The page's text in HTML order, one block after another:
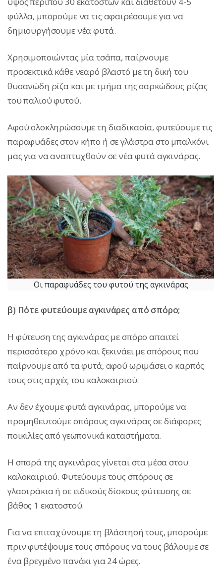
φύλλα, μπορούμε να τις αφαιρέσουμε για να
δημιουργήσουμε νέα φυτά.
Χρησιμοποιώντας μία τσάπα, παίρνουμε
προσεκτικά κάθε νεαρό βλαστό με τη δική του
θυσανώδη ρίζα και με τμήμα της σαρκώδους ρίζας
του παλιού φυτού.
Αφού ολοκληρώσουμε τη διαδικασία, φυτεύουμε τις
παραφυάδες στον κήπο ή σε γλάστρα στο μπαλκόνι
μας για να αναπτυχθούν σε νέα φυτά αγκινάρας.
Οι παραφυάδες του φυτού της αγκινάρας
β) Πότε φυτεύουμε αγκινάρες από σπόρο;
Η φύτευση της αγκινάρας με σπόρο απαιτεί
περισσότερο χρόνο και ξεκινάει με σπόρους που
παίρνουμε από τα φυτά, αφού ωριμάσει ο καρπός
τους στις αρχές του καλοκαιριού.
Αν δεν έχουμε φυτά αγκινάρας, μπορούμε να
προμηθευτούμε σπόρους αγκινάρας σε διάφορες
ποικιλίες από γεωπονικά καταστήματα.
Η σπορά της αγκινάρας γίνεται στα μέσα στου
καλοκαιριού. Φυτεύουμε τους σπόρους σε
γλαστράκια ή σε ειδικούς δίσκους φύτευσης σε
βάθος 1 εκατοστού.
Για να επιταχύνουμε τη βλάστησή τους, μπορούμε
πριν φυτέψουμε τους σπόρους να τους βάλουμε σε
ένα βρεγμένο πανάκι για 24 ώρες.